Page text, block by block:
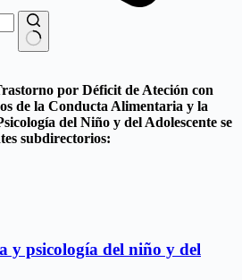
por Déficit de Ateción con
de la Conducta Alimentaria y la
del Niño y del Adolescente se
subdirectorios:
y psicología del niño y del